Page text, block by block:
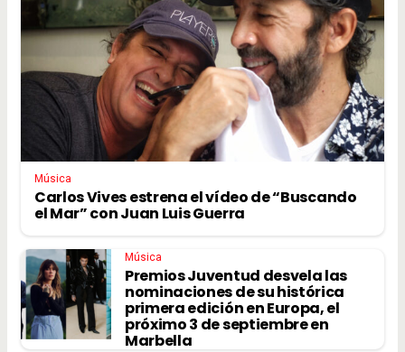
Música
Carlos Vives estrena el vídeo de “Buscando
el Mar” con Juan Luis Guerra
Música
Premios Juventud desvela las
nominaciones de su histórica
primera edición en Europa, el
próximo 3 de septiembre en
Marbella